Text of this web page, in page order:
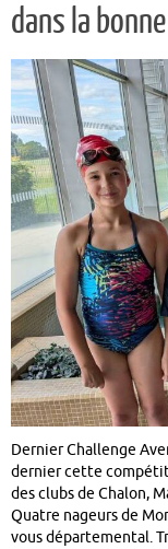
dans la
Dernier Challenge
dernier cette
des clubs de Chalon,
Quatre nageurs de
vous départemental.